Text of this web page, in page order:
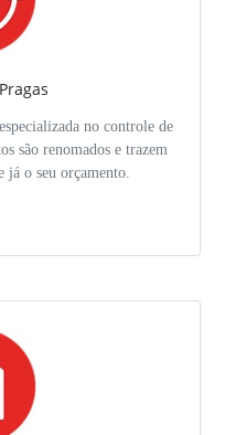
no controle de
são renomados e trazem
o seu orçamento.